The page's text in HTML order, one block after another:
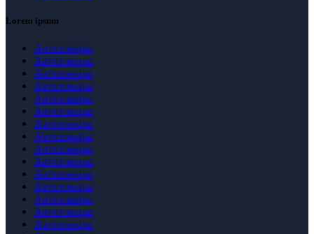
Lorem ipsum
Автотовары
Автотовары
Автотовары
Автотовары
Автотовары
Автотовары
Автотовары
Автотовары
Автотовары
Автотовары
Автотовары
Автотовары
Автотовары
Автотовары
Автотовары